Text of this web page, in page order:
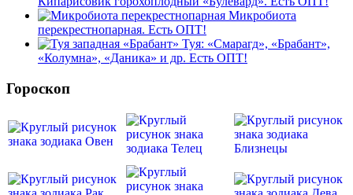
Микробиота
перекрестнопарная. Есть ОПТ!
Туя: «Смарагд», «Брабант»,
«Колумна», «Даника» и др. Есть ОПТ!
Гороскоп